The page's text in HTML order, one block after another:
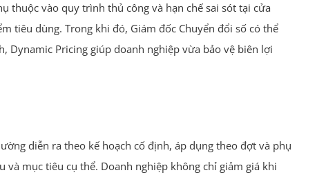
thuộc vào quy trình thủ công và hạn chế sai sót tại cửa
tiêu dùng. Trong khi đó, Giám đốc Chuyển đổi số có thể
Dynamic Pricing giúp doanh nghiệp vừa bảo vệ biên lợi
diễn ra theo kế hoạch cố định, áp dụng theo đợt và phụ
mục tiêu cụ thể. Doanh nghiệp không chỉ giảm giá khi